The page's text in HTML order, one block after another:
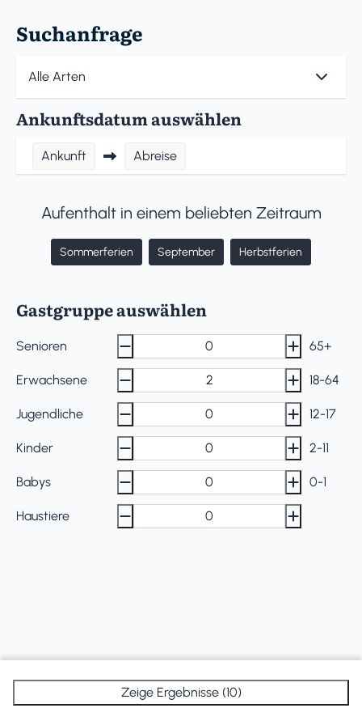
Suchanfrage
Ankunftsdatum auswählen
Ankunft Abreise
Aufenthalt in einem beliebten Zeitraum
Sommerferien September Herbstferien
Gastgruppe auswählen
Senioren 65+
Erwachsene 18-64
Jugendliche 12-17
Kinder 2-11
Babys 0-1
Haustiere
Zeige Ergebnisse (10)